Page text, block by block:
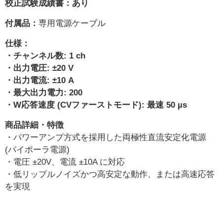
校正試験成績書：あり
付属品： 専用電源ケーブル
仕様：
・チャンネル数: 1 ch
・出力電圧: ±20 V
・出力電流: ±10 A
・最大出力電力: 200
・W応答速度 (CVファーストモード): 最速 50 µs
商品詳細・特徴
・パワーアンプ方式を採用した両極性直流安定化電源
(バイポーラ電源)
・電圧 ±20V、電流 ±10A に対応
・低リップルノイズかつ高安定な動作、または高速応答
を実現